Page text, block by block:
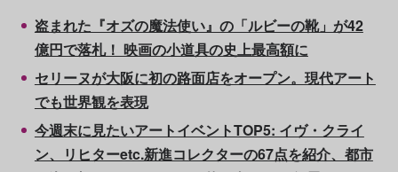
盗まれた『オズの魔法使い』の「ルビーの靴」が42
億円で落札！ 映画の小道具の史上最高額に
セリーヌが大阪に初の路面店をオープン。現代アート
でも世界観を表現
今週末に見たいアートイベントTOP5: イヴ・クライ
ン、リヒターetc.新進コレクターの67点を紹介、都市